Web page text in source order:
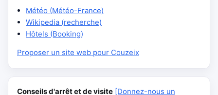
Météo (Météo-France)
Wikipedia (recherche)
Hôtels (Booking)
Proposer un site web pour Couzeix
Conseils d'arrêt et de visite [Donnez-nous un